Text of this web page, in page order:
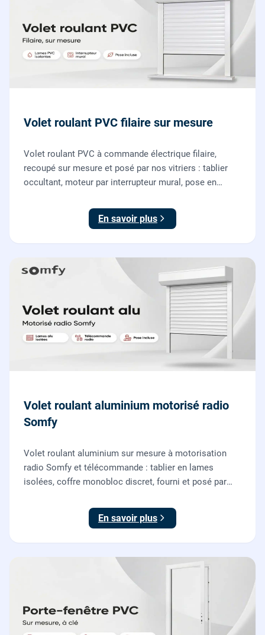
Volet roulant PVC filaire sur mesure
Volet roulant PVC à commande électrique filaire,
recoupé sur mesure et posé par nos vitriers : tablier
occultant, moteur par interrupteur mural, pose en
En savoir plus
Volet roulant aluminium motorisé radio
Somfy
Volet roulant aluminium sur mesure à motorisation
radio Somfy et télécommande : tablier en lames
isolées, coffre monobloc discret, fourni et posé par
En savoir plus